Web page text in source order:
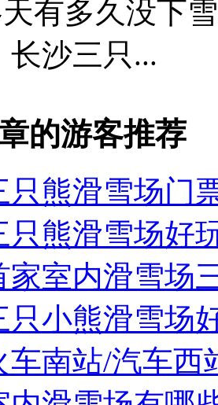
有多久没下
长沙三只...
的游客推荐
只熊滑雪场门
只熊滑雪场好
家室内滑雪场
只小熊滑雪场
车南站/汽车西